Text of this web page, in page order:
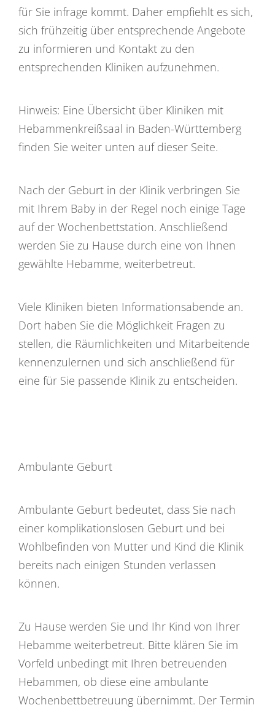
für Sie infrage kommt. Daher empfiehlt es sich,
sich frühzeitig über entsprechende Angebote
zu informieren und Kontakt zu den
entsprechenden Kliniken aufzunehmen.
Hinweis: Eine Übersicht über Kliniken mit
Hebammenkreißsaal in Baden-Württemberg
finden Sie weiter unten auf dieser Seite.
Nach der Geburt in der Klinik verbringen Sie
mit Ihrem Baby in der Regel noch einige Tage
auf der Wochenbettstation. Anschließend
werden Sie zu Hause durch eine von Ihnen
gewählte Hebamme, weiterbetreut.
Viele Kliniken bieten Informationsabende an.
Dort haben Sie die Möglichkeit Fragen zu
stellen, die Räumlichkeiten und Mitarbeitende
kennenzulernen und sich anschließend für
eine für Sie passende Klinik zu entscheiden.
Ambulante Geburt
Ambulante Geburt bedeutet, dass Sie nach
einer komplikationslosen Geburt und bei
Wohlbefinden von Mutter und Kind die Klinik
bereits nach einigen Stunden verlassen
können.
Zu Hause werden Sie und Ihr Kind von Ihrer
Hebamme weiterbetreut. Bitte klären Sie im
Vorfeld unbedingt mit Ihren betreuenden
Hebammen, ob diese eine ambulante
Wochenbettbetreuung übernimmt. Der Termin